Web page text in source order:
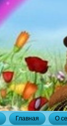
Главная О